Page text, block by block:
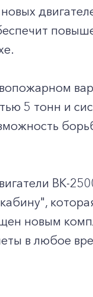
5 тонн и
ВК-
новым
в любое